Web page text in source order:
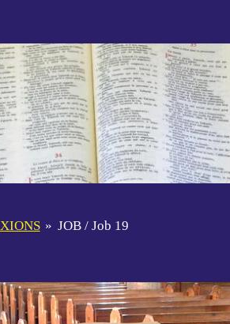
» JOB / Job 19